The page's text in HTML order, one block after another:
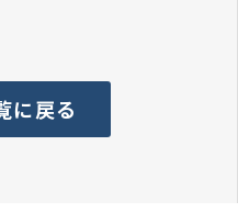
に戻る